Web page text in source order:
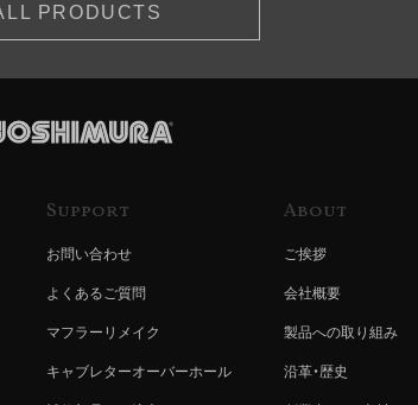
PRODUCTS
Support
お問い合わせ
よくあるご質問
マフラーリメイク
キャブレターオーバーホール
About
ご挨拶
会社概要
製品への取り組み
沿革・歴史